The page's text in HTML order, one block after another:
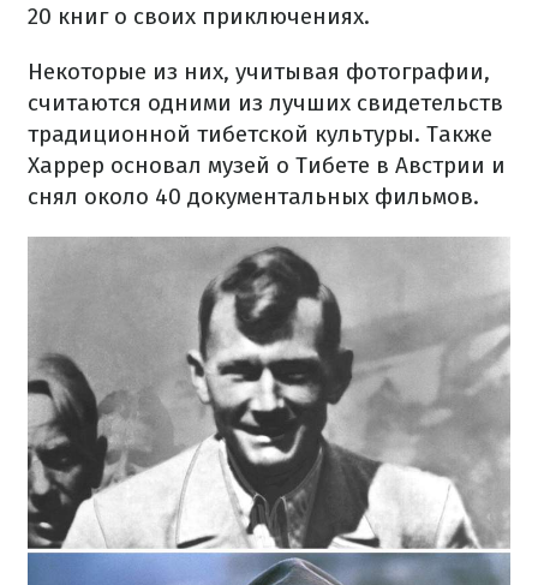
20 книг о своих приключениях.
Некоторые из них, учитывая фотографии,
считаются одними из лучших свидетельств
традиционной тибетской культуры. Также
Харрер основал музей о Тибете в Австрии и
снял около 40 документальных фильмов.